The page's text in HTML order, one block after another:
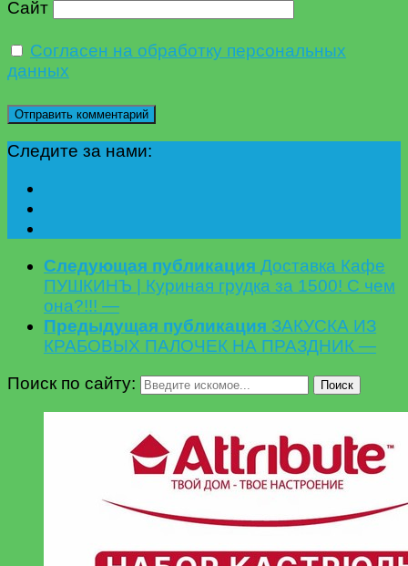
Сайт
Согласен на обработку персональных
данных
Следите за нами:
Следующая публикация Доставка Кафе
ПУШКИНЪ | Куриная грудка за 1500! С чем
она?!!! —
Предыдущая публикация ЗАКУСКА ИЗ
КРАБОВЫХ ПАЛОЧЕК НА ПРАЗДНИК —
Поиск по сайту:
Поиск